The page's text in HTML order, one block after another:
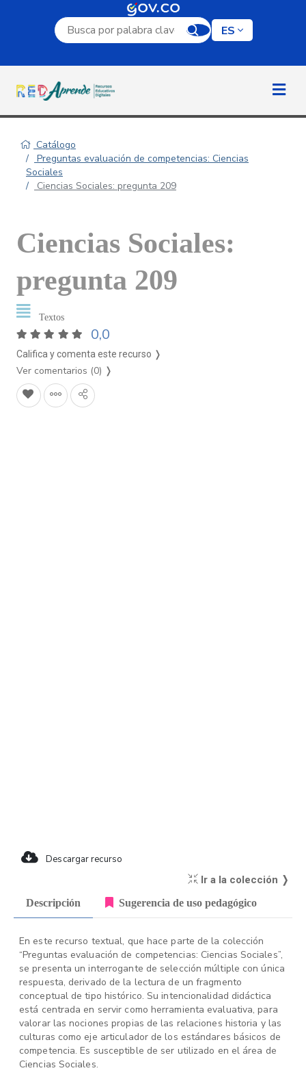
Campo de búsqueda por palabra clave
ES
Catálogo
Preguntas evaluación de competencias: Ciencias
Sociales
Ciencias Sociales: pregunta 209
Ciencias Sociales:
pregunta 209
Textos
0,0
Califica y comenta este recurso ❭
Ver comentarios (0) ❭
Descargar recurso
Ir a la colección ❭
Descripción Sugerencia de uso pedagógico
En este recurso textual, que hace parte de la colección
“Preguntas evaluación de competencias: Ciencias Sociales”,
se presenta un interrogante de selección múltiple con única
respuesta, derivado de la lectura de un fragmento
conceptual de tipo histórico. Su intencionalidad didáctica
está centrada en servir como herramienta evaluativa, para
valorar las nociones propias de las relaciones historia y las
culturas como eje articulador de los estándares básicos de
competencia. Es susceptible de ser utilizado en el área de
Ciencias Sociales.